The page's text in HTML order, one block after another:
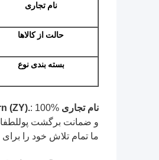
نام تجاری
حالت از کالاها
بسته بندی نوع
نام تجاری Purple Horn (ZY). : 100% کیفیت و خدمات رضایت بخش.تضمین کیفیت را ارائه دهید
و ضمانت برگشت پوللطفا
ما تمام تلاش خود را